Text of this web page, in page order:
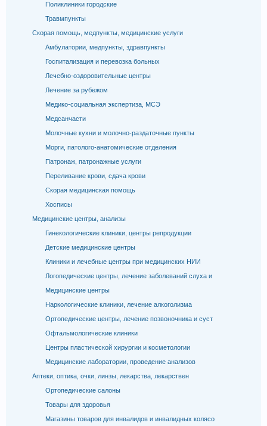
Поликлиники городские
Травмпункты
Скорая помощь, медпункты, медицинские услуги
Амбулатории, медпункты, здравпункты
Госпитализация и перевозка больных
Лечебно-оздоровительные центры
Лечение за рубежом
Медико-социальная экспертиза, МСЭ
Медсанчасти
Молочные кухни и молочно-раздаточные пункты
Морги, патолого-анатомические отделения
Патронаж, патронажные услуги
Переливание крови, сдача крови
Скорая медицинская помощь
Хосписы
Медицинские центры, анализы
Гинекологические клиники, центры репродукции
Детские медицинские центры
Клиники и лечебные центры при медицинских НИИ
Логопедические центры, лечение заболеваний слуха и
Медицинские центры
Наркологические клиники, лечение алкоголизма
Ортопедические центры, лечение позвоночника и суст
Офтальмологические клиники
Центры пластической хирургии и косметологии
Медицинские лаборатории, проведение анализов
Аптеки, оптика, очки, линзы, лекарства, лекарствен
Ортопедические салоны
Товары для здоровья
Магазины товаров для инвалидов и инвалидных колясо